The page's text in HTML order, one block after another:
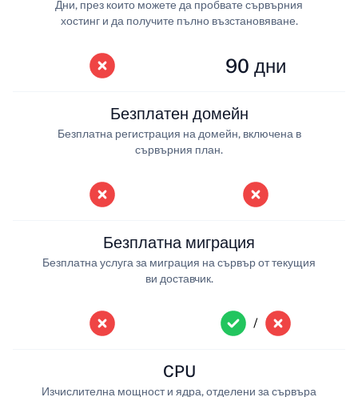
Дни, през които можете да пробвате сървърния
хостинг и да получите пълно възстановяване.
90 дни
Безплатен домейн
Безплатна регистрация на домейн, включена в
сървърния план.
Безплатна миграция
Безплатна услуга за миграция на сървър от текущия
ви доставчик.
/
CPU
Изчислителна мощност и ядра, отделени за сървъра